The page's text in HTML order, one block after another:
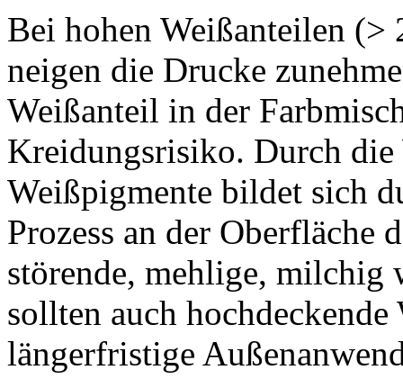
Bei hohen Weißanteilen
neigen die Drucke
Weißanteil in der
Kreidungsrisiko. Durch
Weißpigmente bildet sich
Prozess an der Oberfläche
störende, mehlige, milchig
sollten auch
längerfristige